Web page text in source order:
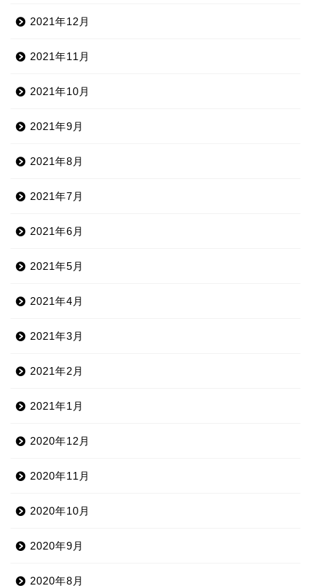
2021年12月
2021年11月
2021年10月
2021年9月
2021年8月
2021年7月
2021年6月
2021年5月
2021年4月
2021年3月
2021年2月
2021年1月
2020年12月
2020年11月
2020年10月
2020年9月
2020年8月